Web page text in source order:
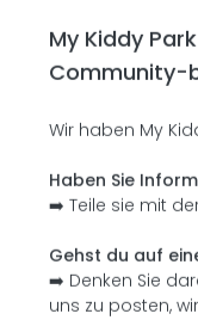
Ce parc n'a
Soit
Ich füge eine
My Kiddy
Community-
Wir haben My
Haben Sie
➡️ Teile sie mit
Gehst du auf
➡️ Denken Sie
uns zu posten,